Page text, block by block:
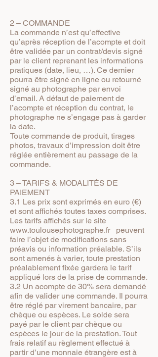
2 – COMMANDE
La commande n’est qu’effective
qu’après réception de l’acompte et doit
être validée par un contrat/devis signé
par le client reprenant les informations
pratiques (date, lieu, …). Ce dernier
pourra être signé en ligne ou retourné
signé au photographe par envoi
d’email. A défaut de paiement de
l’acompte et réception du contrat, le
photographe ne s’engage pas à garder
la date.
Toute commande de produit, tirages
photos, travaux d’impression doit être
réglée entièrement au passage de la
commande.
3 – TARIFS & MODALITÉS DE
PAIEMENT
3.1 Les prix sont exprimés en euro (€)
et sont affichés toutes taxes comprises.
Les tarifs affichés sur le site
www.toulousephotographe.frpeuvent
faire l’objet de modifications sans
préavis ou information préalable. S’ils
sont amenés à varier, toute prestation
préalablement fixée gardera le tarif
appliqué lors de la prise de commande.
3.2 Un acompte de 30% sera demandé
afin de valider une commande. Il pourra
être réglé par virement bancaire, par
chèque ou espèces. Le solde sera
payé par le client par chèque ou
espèces le jour de la prestation. Tout
frais relatif au règlement effectué à
partir d’une monnaie étrangère est à